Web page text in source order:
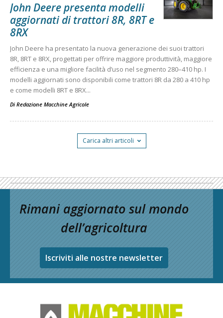
John Deere presenta modelli
aggiornati di trattori 8R, 8RT e
8RX
John Deere ha presentato la nuova generazione dei suoi trattori
8R, 8RT e 8RX, progettati per offrire maggiore produttività, maggiore
efficienza e una migliore facilità d’uso nel segmento 280–410 hp. I
modelli aggiornati sono disponibili come trattori 8R da 280 a 410 hp
e come modelli 8RT e 8RX...
Di Redazione Macchine Agricole
Carica altri articoli
Rimani aggiornato sul mondo
dell’agricoltura
Iscriviti alle nostre newsletter